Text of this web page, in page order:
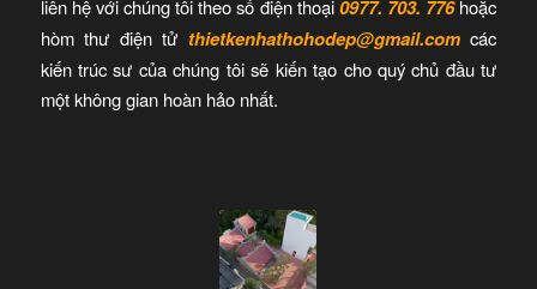
liên hệ với chúng tôi theo số điện thoại0977. 703. 776hoặc
hòm thư điện tử thietkenhathohodep@gmail.comcác
kiến trúc sư của chúng tôi sẽ kiến tạo cho quý chủ đầu tư
một không gian hoàn hảo nhất.